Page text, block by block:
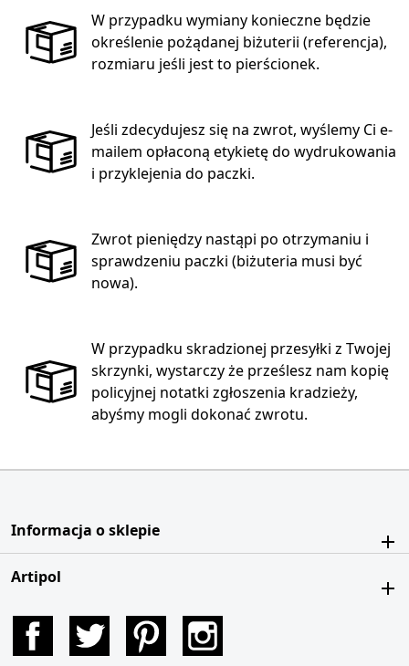
W przypadku wymiany konieczne będzie
określenie pożądanej biżuterii (referencja),
rozmiaru jeśli jest to pierścionek.
Jeśli zdecydujesz się na zwrot, wyślemy Ci e-
mailem opłaconą etykietę do wydrukowania
i przyklejenia do paczki.
Zwrot pieniędzy nastąpi po otrzymaniu i
sprawdzeniu paczki (biżuteria musi być
nowa).
W przypadku skradzionej przesyłki z Twojej
skrzynki, wystarczy że prześlesz nam kopię
policyjnej notatki zgłoszenia kradzieży,
abyśmy mogli dokonać zwrotu.
Informacja o sklepie
Artipol
Facebook Twitter Pinterest